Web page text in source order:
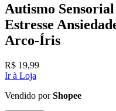
Autismo
Estresse
Arco-Íris
R$ 19,99
Ir à Loja
Vendido porShopee